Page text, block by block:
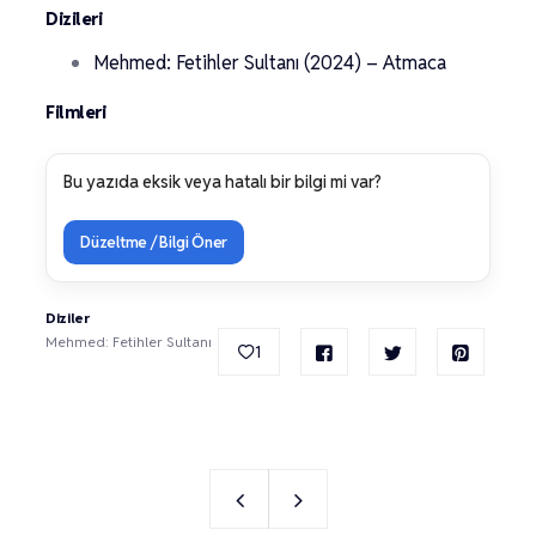
Dizileri
Mehmed: Fetihler Sultanı (2024) – Atmaca
Filmleri
Bu yazıda eksik veya hatalı bir bilgi mi var?
Düzeltme / Bilgi Öner
Diziler
Mehmed: Fetihler Sultanı
1